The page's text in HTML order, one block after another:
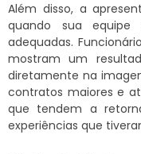
Além disso, a
quando sua equipe
adequadas.
mostram um
diretamente na
contratos maiores e
que tendem a
experiências que